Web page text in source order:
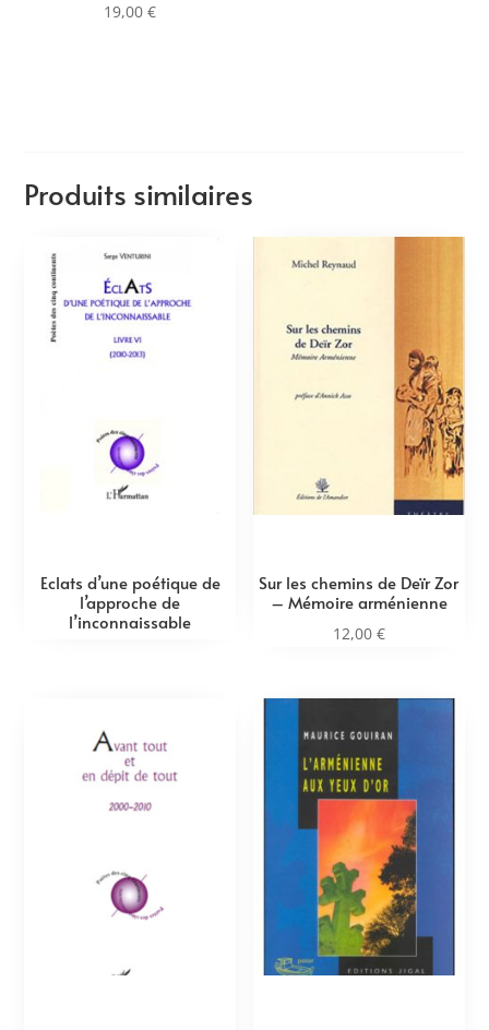
19,00€
Produits similaires
Eclats d’une poétique de
l’approche de
l’inconnaissable
Sur les chemins de Deïr Zor
– Mémoire arménienne
12,00 €